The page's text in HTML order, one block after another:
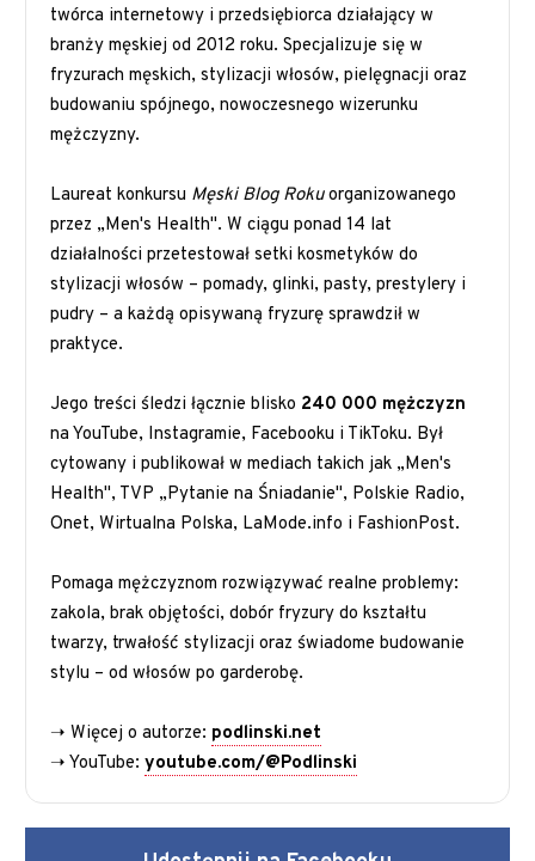
twórca internetowy i przedsiębiorca działający w
branży męskiej od 2012 roku. Specjalizuje się w
fryzurach męskich, stylizacji włosów, pielęgnacji oraz
budowaniu spójnego, nowoczesnego wizerunku
mężczyzny.
Laureat konkursu Męski Blog Rokuorganizowanego
przez „Men's Health". W ciągu ponad 14 lat
działalności przetestował setki kosmetyków do
stylizacji włosów – pomady, glinki, pasty, prestylery i
pudry – a każdą opisywaną fryzurę sprawdził w
praktyce.
Jego treści śledzi łącznie blisko 240 000 mężczyzn
na YouTube, Instagramie, Facebooku i TikToku. Był
cytowany i publikował w mediach takich jak „Men's
Health", TVP „Pytanie na Śniadanie", Polskie Radio,
Onet, Wirtualna Polska, LaMode.info i FashionPost.
Pomaga mężczyznom rozwiązywać realne problemy:
zakola, brak objętości, dobór fryzury do kształtu
twarzy, trwałość stylizacji oraz świadome budowanie
stylu – od włosów po garderobę.
➝ Więcej o autorze: podlinski.net
➝ YouTube: youtube.com/@Podlinski